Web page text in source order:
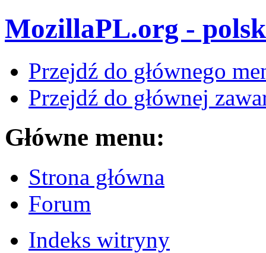
MozillaPL.org -
Przejdź do głównego
Przejdź do głównej
Główne menu:
Strona główna
Forum
Indeks witryny